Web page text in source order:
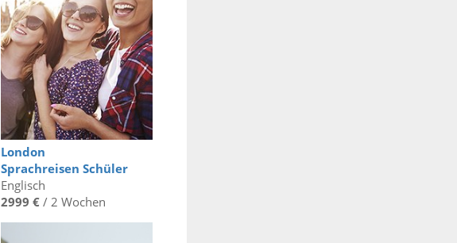
London
Sprachreisen Schüler
Englisch
2999 € / 2 Wochen